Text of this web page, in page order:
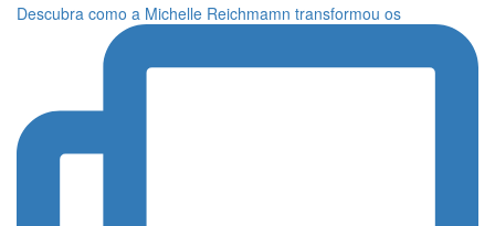
Descubra como a Michelle Reichmamn transformou os